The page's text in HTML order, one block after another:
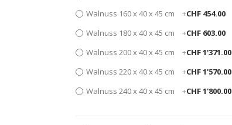
Walnuss 160 x 40 x 45 cm
+CHF 454.00
Walnuss 180 x 40 x 45 cm
+CHF 603.00
Walnuss 200 x 40 x 45 cm
+CHF 1'371.00
Walnuss 220 x 40 x 45 cm
+CHF 1'570.00
Walnuss 240 x 40 x 45 cm
+CHF 1'800.00